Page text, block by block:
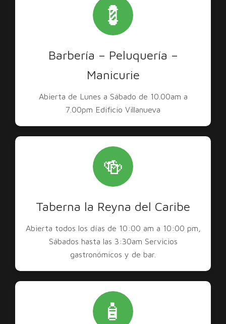
💈
Barbería – Peluquería –
Manicurie
Abierta de Lunes a Sábado de 10.00am a
7.00pm Edificio Villanueva
🍻
Taberna la Reyna del Caribe
Abierta todos los días de 10:00 am a 10:00 pm,
Sábados hasta las 3:30am Servicios
gastronómicos y de bar.
🧴